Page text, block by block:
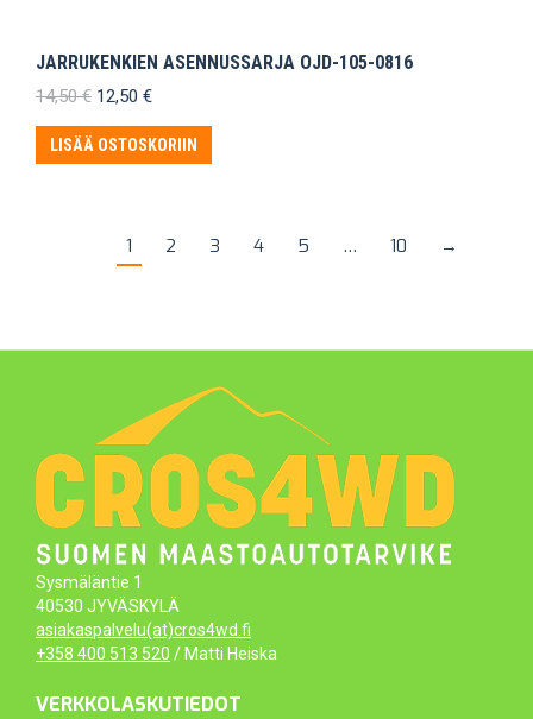
JARRUKENKIEN ASENNUSSARJA OJD-105-0816
14,50€ Alkuperäinen
oli:
14,50 €.
12,50 €Nykyinen
on:
12,50 €.
LISÄÄ OSTOSKORIIN
1 2 3 4 5 … 10 →
Sysmäläntie 1
40530 JYVÄSKYLÄ
asiakaspalvelu(at)cros4wd.fi
+358 400 513 520 / Matti Heiska
VERKKOLASKUTIEDOT